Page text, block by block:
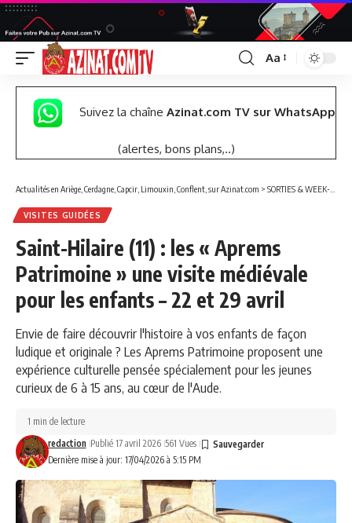
Font
Resizer
Aa
Suivez la chaîne Azinat.com TV sur WhatsApp
(alertes, bons plans,..)
Actualités en Ariège, Cerdagne, Capcir, Limouxin, Conflent, sur Azinat.com > SORTIES & WEEK-END
VISITES GUIDÉES
Saint-Hilaire (11) : les « Aprems
Patrimoine » une visite médiévale
pour les enfants – 22 et 29 avril
Envie de faire découvrir l'histoire à vos enfants de façon
ludique et originale ? Les Aprems Patrimoine proposent une
expérience culturelle pensée spécialement pour les jeunes
curieux de 6 à 15 ans, au cœur de l'Aude.
Dernière mise à jour: 17/04/2026 à 5:15 PM
redaction Publié 17 avril 2026 561 Vues
1 min de lecture